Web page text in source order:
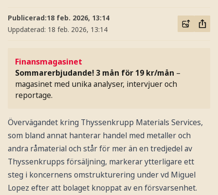
Publicerad:18 feb. 2026, 13:14
Uppdaterad: 18 feb. 2026, 13:14
Finansmagasinet
Sommarerbjudande! 3 mån för 19 kr/mån –
magasinet med unika analyser, intervjuer och
reportage.
Övervägandet kring Thyssenkrupp Materials Services,
som bland annat hanterar handel med metaller och
andra råmaterial och står för mer än en tredjedel av
Thyssenkrupps försäljning, markerar ytterligare ett
steg i koncernens omstrukturering under vd Miguel
Lopez efter att bolaget knoppat av en försvarsenhet.